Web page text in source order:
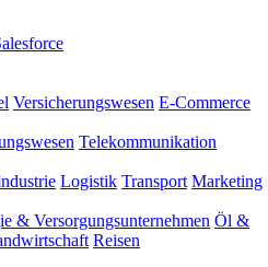
Versicherungswesen E-Commerce
Telekommunikation
Logistik Transport Marketing
& Versorgungsunternehmen Öl &
Reisen